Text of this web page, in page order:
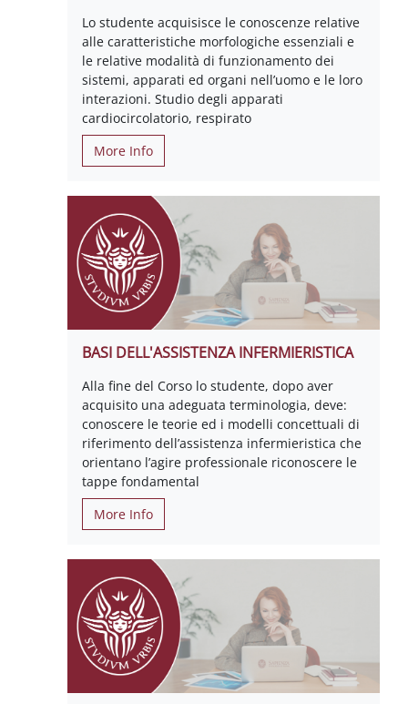
Lo studente acquisisce le conoscenze relative
alle caratteristiche morfologiche essenziali e
le relative modalità di funzionamento dei
sistemi, apparati ed organi nell’uomo e le loro
interazioni. Studio degli apparati
cardiocircolatorio, respirato
More Info
BASI DELL'ASSISTENZA INFERMIERISTICA
Alla fine del Corso lo studente, dopo aver
acquisito una adeguata terminologia, deve:
conoscere le teorie ed i modelli concettuali di
riferimento dell’assistenza infermieristica che
orientano l’agire professionale riconoscere le
tappe fondamental
More Info